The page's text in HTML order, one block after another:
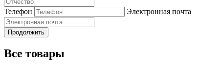
Телефон Электронная почта
Продолжить
Все товары